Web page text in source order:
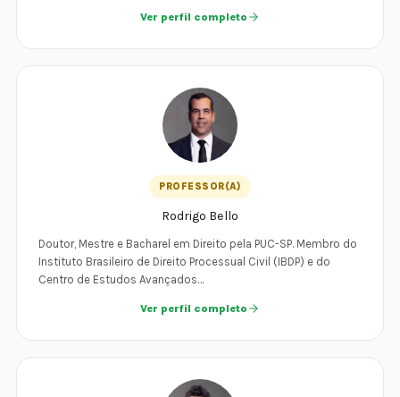
Ver perfil completo
PROFESSOR(A)
Rodrigo Bello
Doutor, Mestre e Bacharel em Direito pela PUC-SP. Membro do
Instituto Brasileiro de Direito Processual Civil (IBDP) e do
Centro de Estudos Avançados…
Ver perfil completo